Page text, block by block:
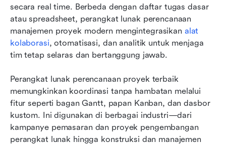
secara real time. Berbeda dengan daftar tugas dasar
atau spreadsheet, perangkat lunak perencanaan
manajemen proyek modern mengintegrasikan alat
kolaborasi, otomatisasi, dan analitik untuk menjaga
tim tetap selaras dan bertanggung jawab.
Perangkat lunak perencanaan proyek terbaik
memungkinkan koordinasi tanpa hambatan melalui
fitur seperti bagan Gantt, papan Kanban, dan dasbor
kustom. Ini digunakan di berbagai industri—dari
kampanye pemasaran dan proyek pengembangan
perangkat lunak hingga konstruksi dan manajemen